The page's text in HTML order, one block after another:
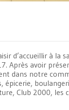
d’accueillir à la
Après avoir
dans notre
épicerie,
Club 2000,